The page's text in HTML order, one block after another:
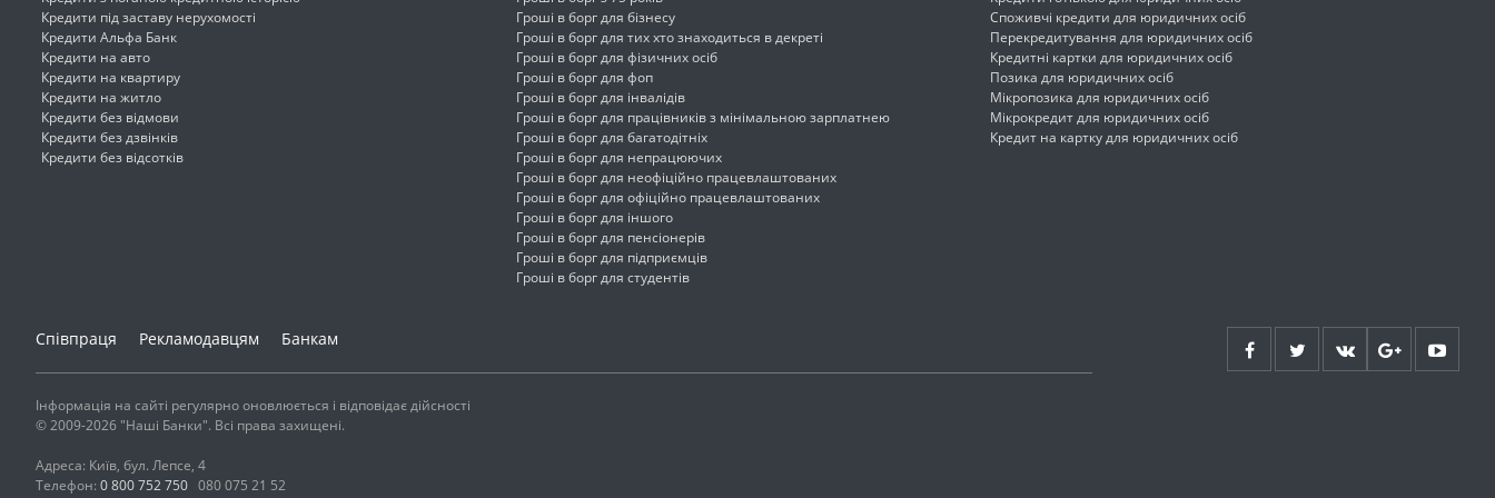
Кредити під заставу нерухомості
Кредити Альфа Банк
Кредити на авто
Кредити на квартиру
Кредити на житло
Кредити без відмови
Кредити без дзвінків
Кредити без відсотків
Гроші в борг для бізнесу
Гроші в борг для тих хто знаходиться в декреті
Гроші в борг для фізичних осіб
Гроші в борг для фоп
Гроші в борг для інвалідів
Гроші в борг для працівників з мінімальною зарплатнею
Гроші в борг для багатодітніх
Гроші в борг для непрацюючих
Гроші в борг для неофіційно працевлаштованих
Гроші в борг для офіційно працевлаштованих
Гроші в борг для іншого
Гроші в борг для пенсіонерів
Гроші в борг для підприємців
Гроші в борг для студентів
Споживчі кредити для юридичних осіб
Перекредитування для юридичних осіб
Кредитні картки для юридичних осіб
Позика для юридичних осіб
Мікропозика для юридичних осіб
Мікрокредит для юридичних осіб
Кредит на картку для юридичних осіб
Співпраця Рекламодавцям Банкам
Інформація на сайті регулярно оновлюється і відповідає дійсності
© 2009-2026 "Наші Банки". Всі права захищені.
Адреса: Київ, бул. Лепсе, 4
Телефон: 0 800 752 750 080 075 21 52